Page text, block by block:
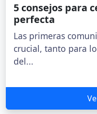
5 consejos para
perfecta
Las primeras
crucial, tanto para
del...